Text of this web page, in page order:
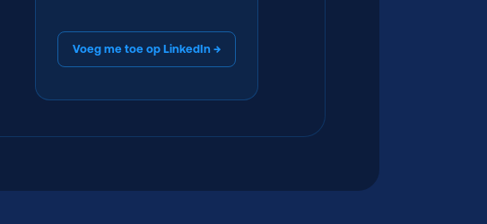
Voeg me toe op LinkedIn →